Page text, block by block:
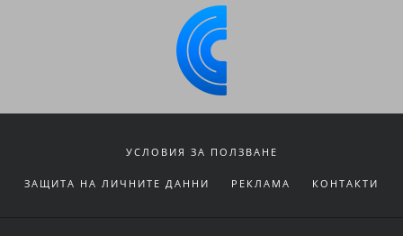
УСЛОВИЯ ЗА ПОЛЗВАНЕ
ЗАЩИТА НА ЛИЧНИТЕ ДАННИ РЕКЛАМА КОНТАКТИ